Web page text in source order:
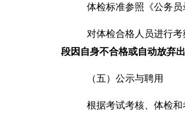
体检标准参照《公务
对体检合格人员进行
段因 自身不合格或自动放弃
（五）公示与聘用
根据考试考核、体检和